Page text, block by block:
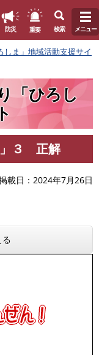
防災 重要 検索 メニュー
ま」地域活動支援サイ
「ひろし
」３ 正解
載日 2024年7月26日